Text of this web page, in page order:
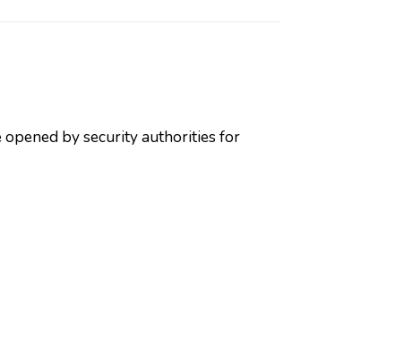
opened by security authorities for